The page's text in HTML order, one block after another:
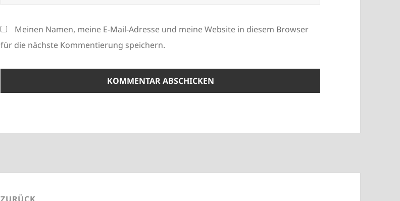
Meinen Namen, meine E-Mail-Adresse und meine Website in diesem Browser
für die nächste Kommentierung speichern.
ZURÜCK